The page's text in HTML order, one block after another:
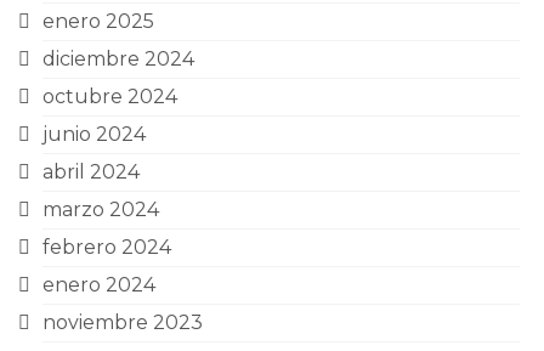
enero 2025
diciembre 2024
octubre 2024
junio 2024
abril 2024
marzo 2024
febrero 2024
enero 2024
noviembre 2023